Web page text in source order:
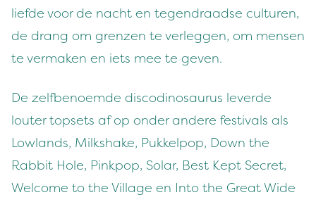
liefde voor de nacht en tegendraadse culturen,
de drang om grenzen te verleggen, om mensen
te vermaken en iets mee te geven.
De zelfbenoemde discodinosaurus leverde
louter topsets af op onder andere festivals als
Lowlands, Milkshake, Pukkelpop, Down the
Rabbit Hole, Pinkpop, Solar, Best Kept Secret,
Welcome to the Village en Into the Great Wide